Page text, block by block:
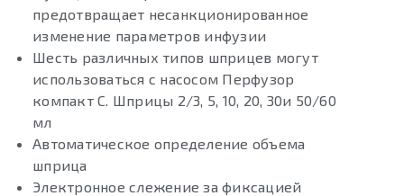
предотвращает несанкционированное
изменение параметров инфузии
Шесть различных типов шприцев могут
использоваться с насосом Перфузор
компакт С. Шприцы 2/3, 5, 10, 20, 30и 50/60
мл
Автоматическое определение объема
шприца
Электронное слежение за фиксацией